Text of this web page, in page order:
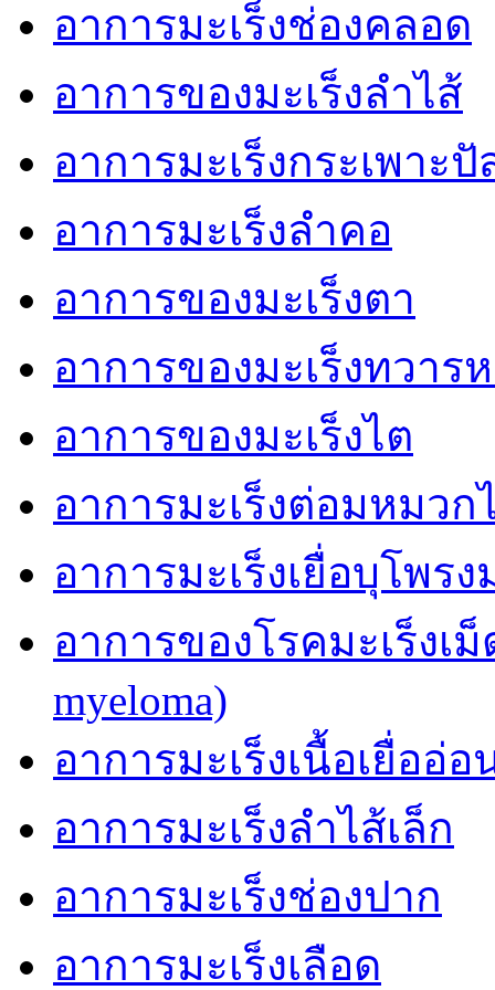
อาการมะเร็งช่องคลอด
อาการของมะเร็งลำไส้
อาการมะเร็งกระเพาะ
อาการมะเร็งลำคอ
อาการของมะเร็งตา
อาการของมะเร็งทวาร
อาการของมะเร็งไต
อาการมะเร็งต่อมหมวก
อาการมะเร็งเยื่อบุโพร
อาการของโรคมะเร็งเ
myeloma)
อาการมะเร็งเนื้อเยื่ออ่อ
อาการมะเร็งลำไส้เล็ก
อาการมะเร็งช่องปาก
อาการมะเร็งเลือด